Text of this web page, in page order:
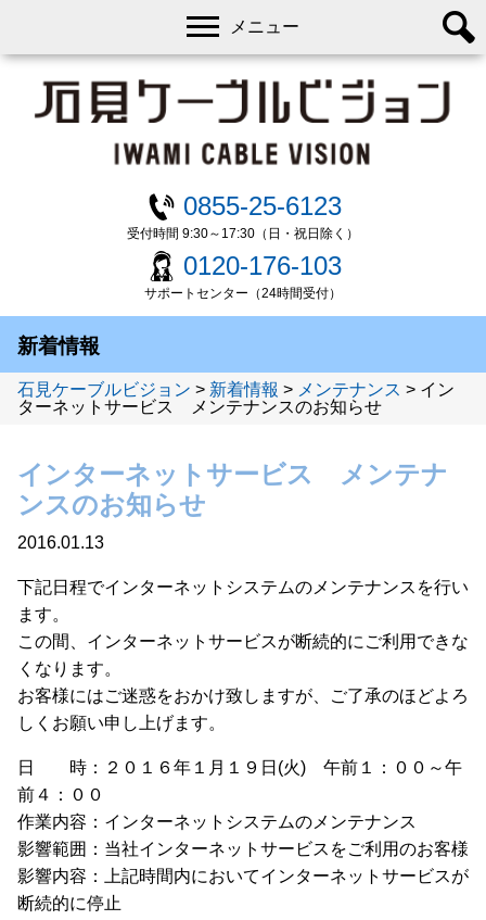
0855-25-6123
受付時間 9:30～17:30（日・祝日除く）
0120-176-103
サポートセンター（24時間受付）
メニュー
新着情報
石見ケーブルビジョン > 新着情報 > メンテナンス > イン
ターネットサービス メンテナンスのお知らせ
インターネットサービス メンテナ
ンスのお知らせ
2016.01.13
下記日程でインターネットシステムのメンテナンスを行い
ます。
この間、インターネットサービスが断続的にご利用できな
くなります。
お客様にはご迷惑をおかけ致しますが、ご了承のほどよろ
しくお願い申し上げます。
日 時：２０１６年１月１９日(火) 午前１：００～午
前４：００
作業内容：インターネットシステムのメンテナンス
影響範囲：当社インターネットサービスをご利用のお客様
影響内容：上記時間内においてインターネットサービスが
断続的に停止